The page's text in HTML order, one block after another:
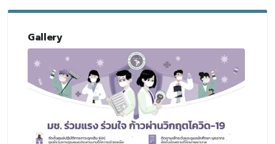
Gallery